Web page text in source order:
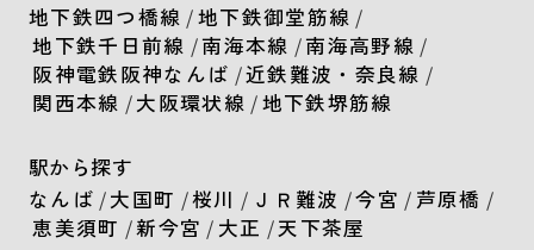
地下鉄四つ橋線 /地下鉄御堂筋線 /
地下鉄千日前線 /南海本線 /南海高野線 /
阪神電鉄阪神なんば /近鉄難波・奈良線 /
関西本線 /大阪環状線 /地下鉄堺筋線
駅から探す
なんば /大国町 /桜川 / ＪＲ難波 /今宮 / 芦原橋 /
恵美須町 /新今宮 / 大正 /天下茶屋